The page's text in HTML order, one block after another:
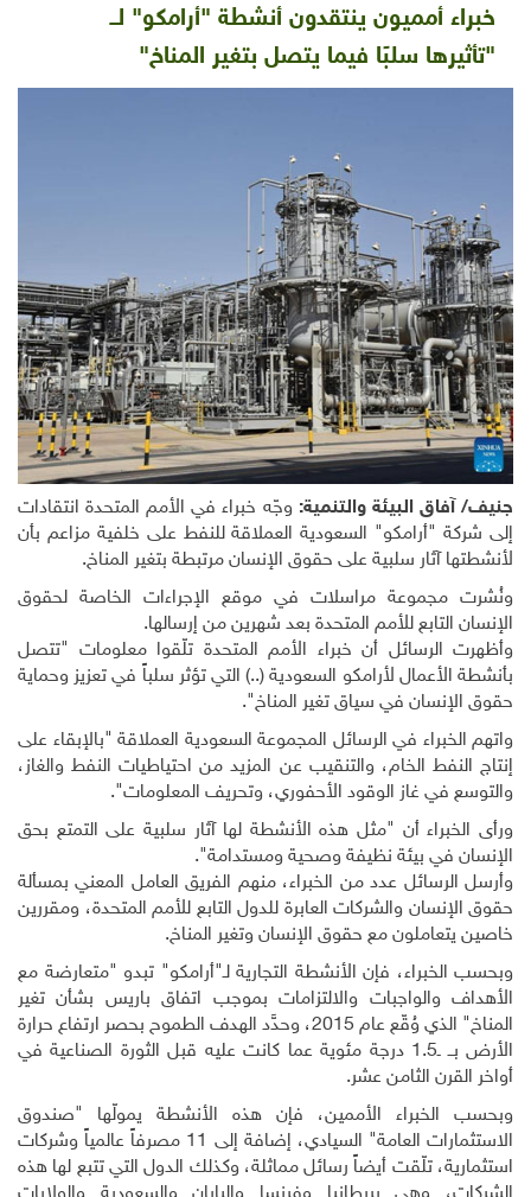
خبراء أمميون ينتقدون أنشطة "أرامكو" لــ
"تأثيرها سلبًا فيما يتصل بتغير المناخ"
جنيف/ آفاق البيئة والتنمية: وجّه خبراء في الأمم المتحدة انتقادات
إلى شركة "أرامكو" السعودية العملاقة للنفط على خلفية مزاعم بأن
لأنشطتها آثار سلبية على حقوق الإنسان مرتبطة بتغير المناخ.
ونُشرت مجموعة مراسلات في موقع الإجراءات الخاصة لحقوق
الإنسان التابع للأمم المتحدة بعد شهرين من إرسالها.
وأظهرت الرسائل أن خبراء الأمم المتحدة تلّقوا معلومات "تتصل
بأنشطة الأعمال لأرامكو السعودية (..) التي تؤثر سلباً في تعزيز وحماية
حقوق الإنسان في سياق تغير المناخ".
واتهم الخبراء في الرسائل المجموعة السعودية العملاقة "بالإبقاء على
إنتاج النفط الخام، والتنقيب عن المزيد من احتياطيات النفط والغاز،
والتوسع في غاز الوقود الأحفوري، وتحريف المعلومات".
ورأى الخبراء أن "مثل هذه الأنشطة لها آثار سلبية على التمتع بحق
الإنسان في بيئة نظيفة وصحية ومستدامة".
وأرسل الرسائل عدد من الخبراء، منهم الفريق العامل المعني بمسألة
حقوق الإنسان والشركات العابرة للدول التابع للأمم المتحدة، ومقررين
خاصين يتعاملون مع حقوق الإنسان وتغير المناخ.
وبحسب الخبراء، فإن الأنشطة التجارية لـ"أرامكو" تبدو "متعارضة مع
الأهداف والواجبات والالتزامات بموجب اتفاق باريس بشأن تغير
المناخ" الذي وُقّع عام 2015، وحدَّد الهدف الطموح بحصر ارتفاع حرارة
الأرض بــ ـ1.5 درجة مئوية عما كانت عليه قبل الثورة الصناعية في
أواخر القرن الثامن عشر.
وبحسب الخبراء الأممين، فإن هذه الأنشطة يمولّها "صندوق
الاستثمارات العامة" السيادي، إضافة إلى 11 مصرفاً عالمياً وشركات
استثمارية، تلّقت أيضاً رسائل مماثلة، وكذلك الدول التي تتبع لها هذه